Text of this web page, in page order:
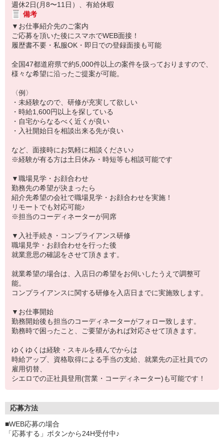
週休2日(月8〜11日）、有給休暇
備考
▼お仕事紹介先のご案内
ご応募を頂いた後にスマホでWEB面接！
履歴書不要・私服OK・即日での登録面接も可能
全国47都道府県で約5,000件以上の案件を扱っておりますので、
様々な希望に沿ったご提案が可能。
〈例〉
・未経験なので、研修が充実して欲しい
・時給1,600円以上を探している
・自宅からなるべく近くが良い
・入社開始日を相談出来る先が良い
など、面接時にお気軽に相談ください♪
※経験が有る方は土日休み・時短等も相談可能です
▼職場見学・お顔合わせ
勤務先の希望が決まったら
紹介先希望の会社で職場見学・お顔合わせを実施！
リモートでも対応可能♪
※担当のコーディネーターが同席
▼入社手続き・コンプライアンス研修
職場見学・お顔合わせを行った後
就業意思の確認をさせて頂きます。
就業希望の場合は、入店日の希望をお伺いしたうえで調整可
能。
コンプライアンスに関する研修を入店日までに実施致します。
▼お仕事開始
勤務開始後も担当のコーディネーターがフォロー致します。
勤務時で困ったこと、ご要望があれば対応させて頂きます。
ゆくゆくは経験・スキルを積んでからは
時給アップ、資格取得による手当の支給、就業先の正社員での
雇用切替、
シエロでの正社員登用(営業・コーディネーター)も可能です！
応募方法
■WEB応募の場合
「応募する」ボタンから24H受付中♪